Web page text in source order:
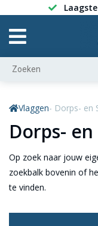
Laagste
Vlaggen- Dorps- en
Dorps-
Op zoek naar jouw
zoekbalk bovenin of
te vinden.